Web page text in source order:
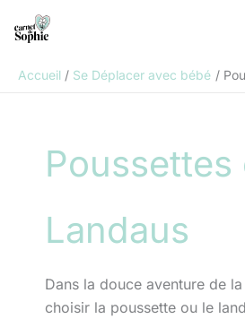
Accueil
Se Déplacer avec bébé
Poussettes
Landaus
Dans la douce aventure de
choisir la poussette ou le
e